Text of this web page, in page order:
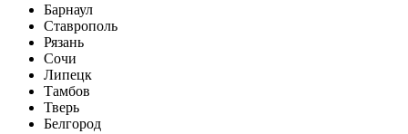
Барнаул
Ставрополь
Рязань
Сочи
Липецк
Тамбов
Тверь
Белгород